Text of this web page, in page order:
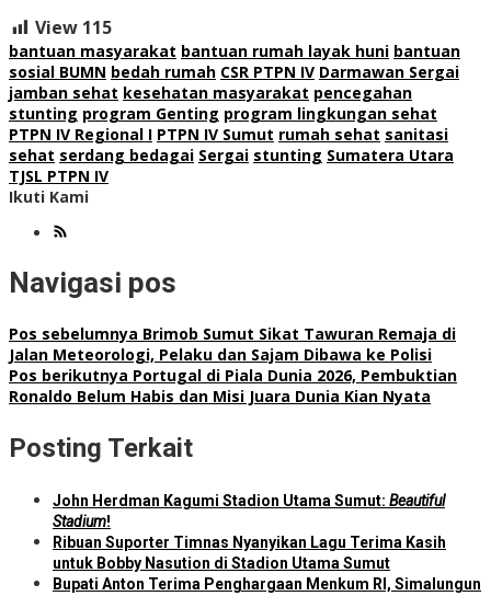
View 115
bantuan masyarakat bantuan rumah layak huni bantuan
sosial BUMN bedah rumah CSR PTPN IV Darmawan Sergai
jamban sehat kesehatan masyarakat pencegahan
stunting program Genting program lingkungan sehat
PTPN IV Regional I PTPN IV Sumut rumah sehat sanitasi
sehat serdang bedagai Sergai stunting Sumatera Utara
TJSL PTPN IV
Ikuti Kami
Navigasi pos
Pos sebelumnya Brimob Sumut Sikat Tawuran Remaja di
Jalan Meteorologi, Pelaku dan Sajam Dibawa ke Polisi
Pos berikutnya Portugal di Piala Dunia 2026, Pembuktian
Ronaldo Belum Habis dan Misi Juara Dunia Kian Nyata
Posting Terkait
John Herdman Kagumi Stadion Utama Sumut: Beautiful
Stadium!
Ribuan Suporter Timnas Nyanyikan Lagu Terima Kasih
untuk Bobby Nasution di Stadion Utama Sumut
Bupati Anton Terima Penghargaan Menkum RI, Simalungun